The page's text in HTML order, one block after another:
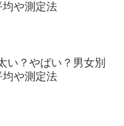
均や測定法
い？やばい？男女別
均や測定法